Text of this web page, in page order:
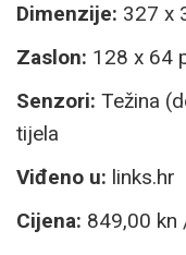
Dimenzije: 327 x
Zaslon: 128 x 64
Senzori: Težina
tijela
Viđeno u: links.hr
Cijena: 849,00 kn